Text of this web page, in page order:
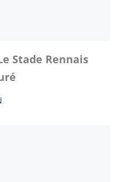
Stade Rennais